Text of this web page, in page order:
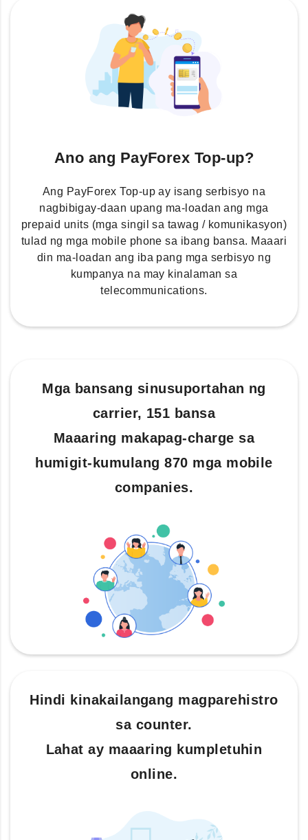
Ano ang PayForex Top-up?
Ang PayForex Top-up ay isang serbisyo na
nagbibigay-daan upang ma-loadan ang mga
prepaid units (mga singil sa tawag / komunikasyon)
tulad ng mga mobile phone sa ibang bansa. Maaari
din ma-loadan ang iba pang mga serbisyo ng
kumpanya na may kinalaman sa
telecommunications.
Mga bansang sinusuportahan ng
carrier, 151 bansa
Maaaring makapag-charge sa
humigit-kumulang 870 mga mobile
companies.
Hindi kinakailangang magparehistro
sa counter.
Lahat ay maaaring kumpletuhin
online.